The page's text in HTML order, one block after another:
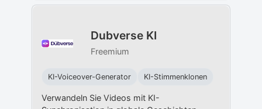
Dubverse KI
Freemium
KI-Voiceover-Generator KI-Stimmenklonen
Verwandeln Sie Videos mit KI-